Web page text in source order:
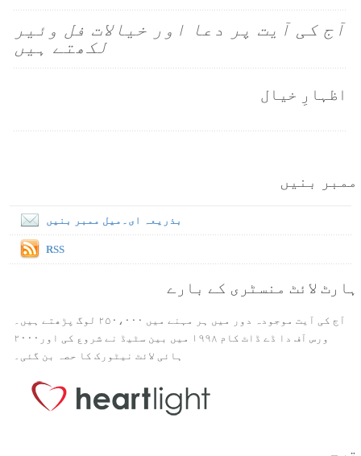
آج کی آیت پر دعا اور خیالات فل وئیر
لکھتے ہیں
اظہارِ خیال
ممبر بنیں
بذریعہ ای۔میل ممبر بنیں
RSS
ہارٹ لائٹ منسٹری کے بارے
آج کی آیت موجودہ دور میں ہر مہنے میں ۲۵۰،۰۰۰ لوگ پڑھتے ہیں۔
ورس آف دا ڈے ڈاٹ کام ۱۹۹۸ میں بین سٹیڈ نے شروع کی اور۲۰۰۰
ہائی لائٹ نیٹورک کا حصہ بن گئی۔